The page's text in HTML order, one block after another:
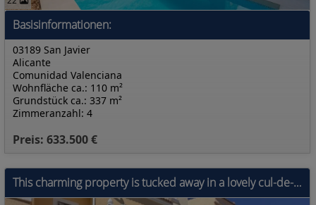
Basisinformationen:
03189 San Javier
Alicante
Comunidad Valenciana
Preis: 633.500 €
Wohnfläche ca.: 110 m²
Grundstück ca.: 337 m²
Zimmeranzahl: 4
This charming property is tucked away in a lovely cul-de-sac, offering peace and privacy. Distributed over three levels, the home features three spa